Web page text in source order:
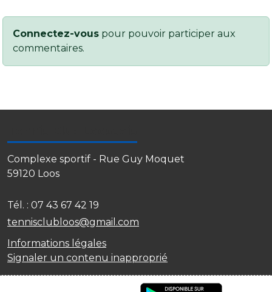
Connectez-vous pour pouvoir participer aux
commentaires.
Complexe sportif - Rue Guy Moquet
59120 Loos
Tél. : 07 43 67 42 19
tennisclubloos@gmail.com
Informations légales
Signaler un contenu inapproprié